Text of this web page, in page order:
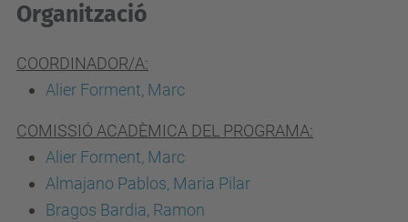
Organització
COORDINADOR/A:
Alier Forment, Marc
COMISSIÓ ACADÈMICA DEL PROGRAMA:
Alier Forment, Marc
Almajano Pablos, Maria Pilar
Bragos Bardia, Ramon